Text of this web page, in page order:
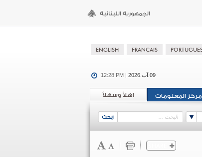
09.آب.2026 12:28 PM |
اهلاً وسهلاً مركز المعلومات